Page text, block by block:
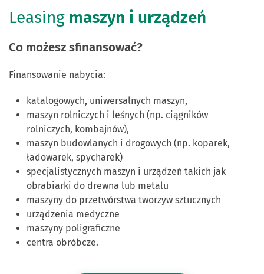
Leasing maszyn i urządzeń
Co możesz sfinansować?
Finansowanie nabycia:
katalogowych, uniwersalnych maszyn,
maszyn rolniczych i leśnych (np. ciągników
rolniczych, kombajnów),
maszyn budowlanych i drogowych (np. koparek,
ładowarek, spycharek)
specjalistycznych maszyn i urządzeń takich jak
obrabiarki do drewna lub metalu
maszyny do przetwórstwa tworzyw sztucznych
urządzenia medyczne
maszyny poligraficzne
centra obróbcze.